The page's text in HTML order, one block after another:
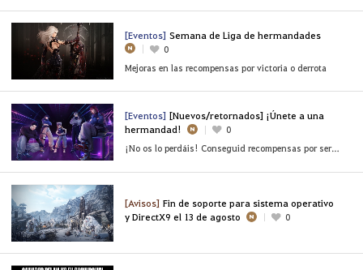
[Eventos] Semana de Liga de hermandades
0
Mejoras en las recompensas por victoria o derrota
[Eventos] [Nuevos/retornados] ¡Únete a una
hermandad!
0
¡No os lo perdáis! Conseguid recompensas por ser reclutados
[Avisos] Fin de soporte para sistema operativo
y DirectX9 el 13 de agosto
0